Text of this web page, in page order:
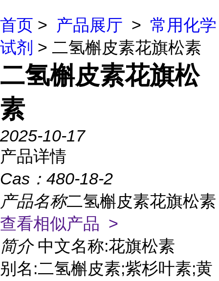
首页 > 产品展厅 > 常用化学
试剂 > 二氢槲皮素花旗松素
二氢槲皮素花旗松
素
2025-10-17
产品详情
Cas： 480-18-2
产品名称二氢槲皮素花旗松素
查看相似产品 >
简介 中文名称:花旗松素
别名:二氢槲皮素;紫杉叶素;黄